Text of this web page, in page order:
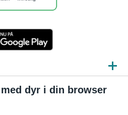
dyr i din browser